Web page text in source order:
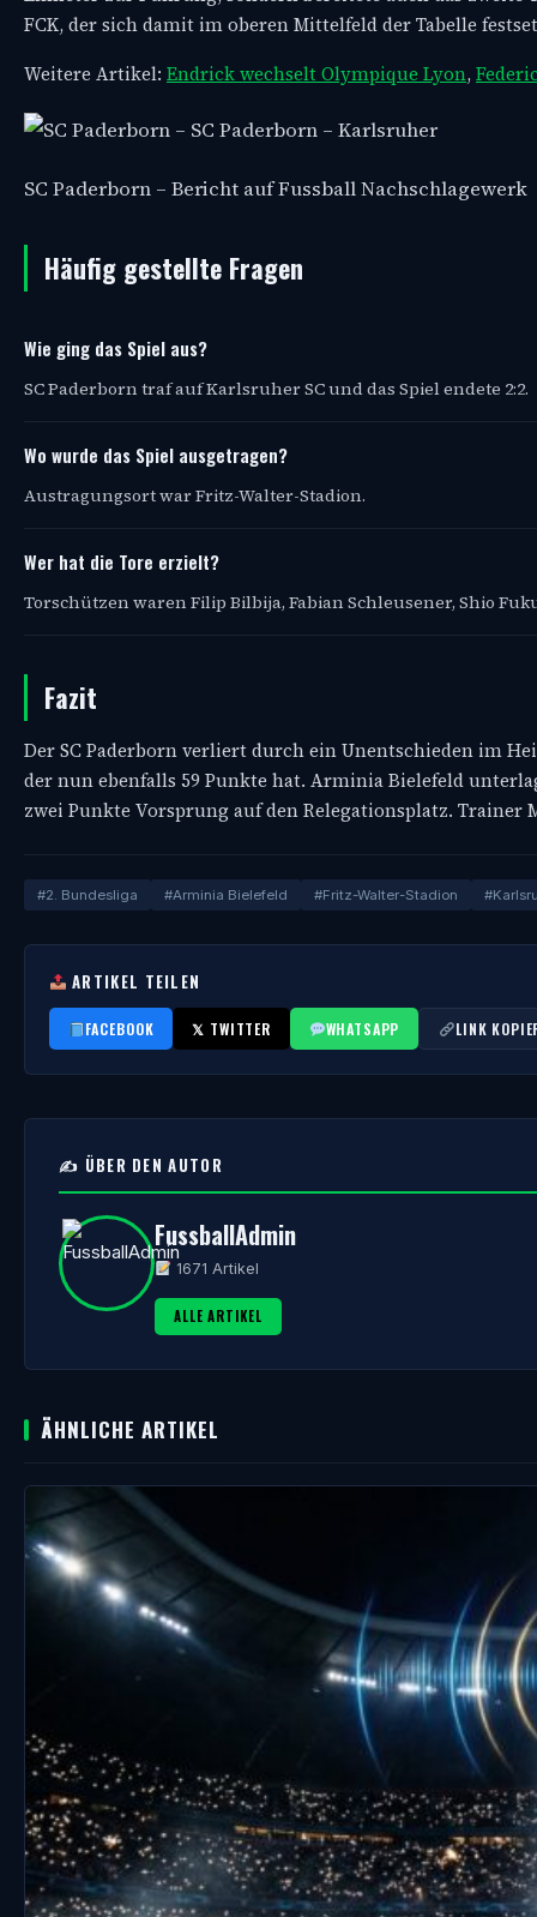
FCK, der sich damit im oberen Mittelfeld der Tabelle
Weitere Artikel: Endrick wechselt Olympique Lyon,
SC Paderborn – Bericht auf Fussball Nachschlagewerk
Häufig gestellte Fragen
Wie ging das Spiel aus?
SC Paderborn traf auf Karlsruher SC und das Spiel endete 2:2.
Wo wurde das Spiel ausgetragen?
Austragungsort war Fritz-Walter-Stadion.
Wer hat die Tore erzielt?
Torschützen waren Filip Bilbija, Fabian Schleusener, Shio
Fazit
Der SC Paderborn verliert durch ein Unentschieden im
der nun ebenfalls 59 Punkte hat. Arminia Bielefeld
zwei Punkte Vorsprung auf den Relegationsplatz. Trainer
#2. Bundesliga #Arminia Bielefeld #Fritz-Walter-Stadion
ARTIKEL TEILEN
FACEBOOK 𝕏 TWITTER WHATSAPP LINK
✍️ ÜBER DEN AUTOR
FussballAdmin
1671 Artikel
ALLE ARTIKEL
ÄHNLICHE ARTIKEL